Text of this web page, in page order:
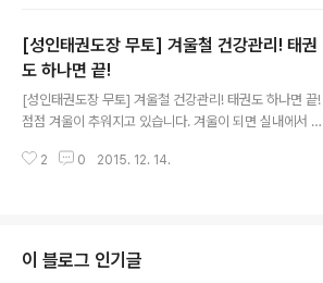
퓨터 및 핸드폰은 쉽게 눈을 피로하게 하며 건조하게 합니
다. 때문에 30분 이상 지속해야 할 시 안구 운동은 빠드리
지 않고 필수로 챙겨주셔야 해요! 또한, 엎드린 자세로 휴대
폰이나 책을 보는 것, 어두운 조명에서 보는 것 모두 안구에
아주 치명적인 나쁜 행동이랍니다. #그렇다면 피로했던 나
의 눈!!! 을 지키기 위한 방법을 알아보자!!! 첫째, 양손을 비
[성인태권도장 무토] 겨울철 건강관리! 태권
도 하나면 끝!
[성인태권도장 무토] 겨울철 건강관리! 태권도 하나면 끝!
점점 겨울이 추워지고 있습니다. 겨울이 되면 실내에서 생
지기 쉬운 위험한 계절입니다. 특히 각종 모임에서의 과음,
게 하며 행복한 감정 만들어내는 역할을 하는 중요한 물질
입니다. 이 물질은 아주 예민하고 욕심쟁이여서 적당한 자
2 0 2015. 12. 14.
이 블로그 인기글